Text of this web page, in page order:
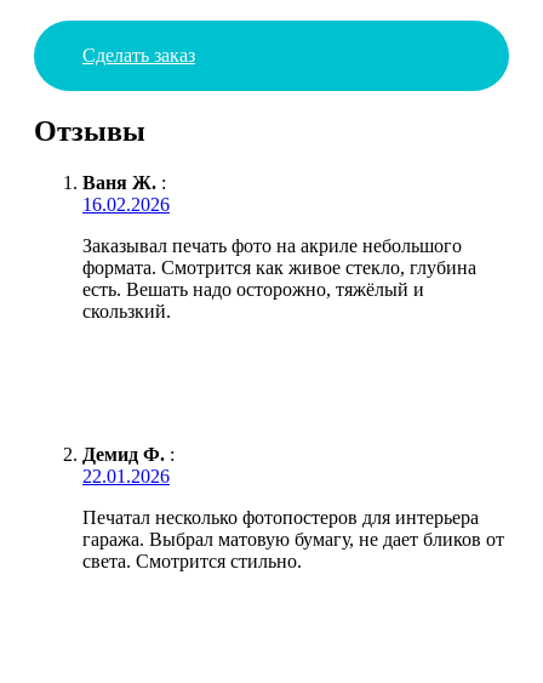
Сделать заказ
Отзывы
Ваня Ж. :
16.02.2026
Заказывал печать фото на акриле небольшого
формата. Смотрится как живое стекло, глубина
есть. Вешать надо осторожно, тяжёлый и
скользкий.
Демид Ф. :
22.01.2026
Печатал несколько фотопостеров для интерьера
гаража. Выбрал матовую бумагу, не дает бликов от
света. Смотрится стильно.